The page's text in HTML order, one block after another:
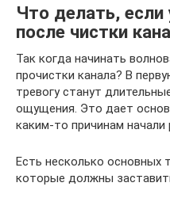
Что делать, если
после чистки
Так когда начинать
прочистки канала? В
тревогу станут
ощущения. Это дает
каким-то причинам начали
Есть несколько основных
которые должны